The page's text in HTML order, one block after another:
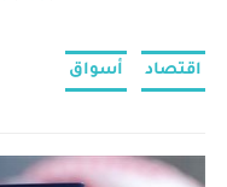
اقتصاد أسواق